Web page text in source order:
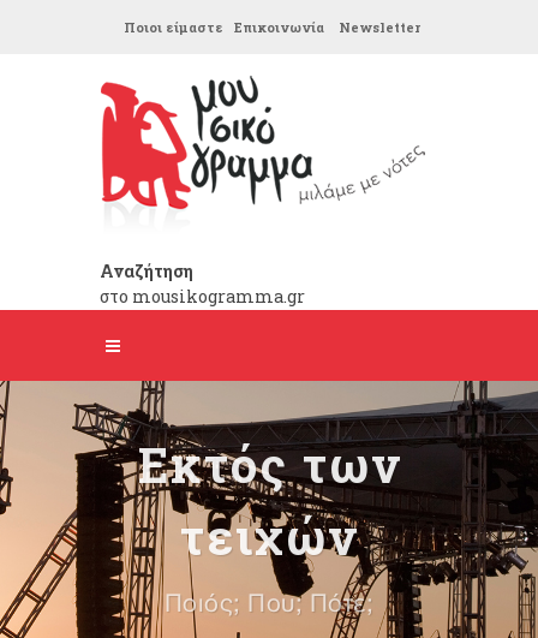
Ποιοι είμαστε Επικοινωνία Newsletter
Αναζήτηση
στο mousikogramma.gr
Εκτός των
τειχών
Ποιός; Που; Πότε;